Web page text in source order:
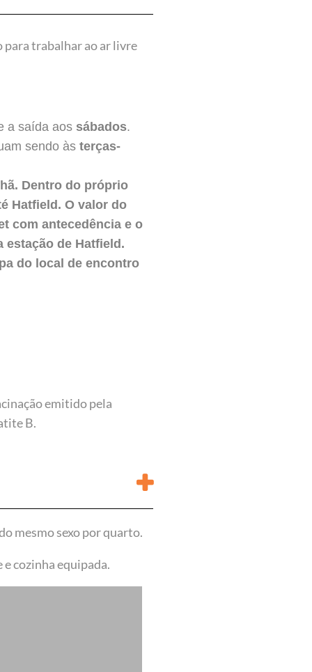
para trabalhar ao ar livre
a saída aos sábados.
sendo às terças-
Dentro do próprio
Hatfield. O valor do
com antecedência e o
estação de Hatfield.
do local de encontro
emitido pela
B.
mesmo sexo por quarto.
cozinha equipada.